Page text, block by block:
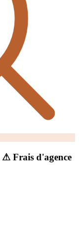
⚠ Frais d'agence